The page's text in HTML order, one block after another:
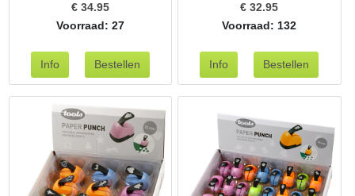
€ 34.95
Voorraad: 27
€32.95
Voorraad: 132